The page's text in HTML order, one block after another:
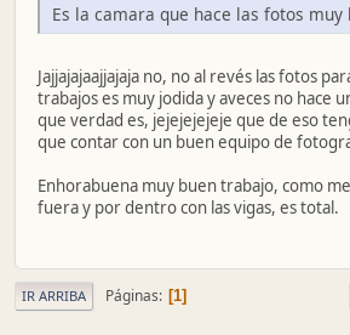
Es la camara que hace las fotos muy
Jajjajajaajjajaja no, no al revés las fotos
trabajos es muy jodida y aveces no hace
que verdad es, jejejejejeje que de eso
que contar con un buen equipo de
Enhorabuena muy buen trabajo, como
fuera y por dentro con las vigas, es total.
IR ARRIBA Páginas 1